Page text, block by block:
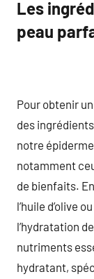
Les
peau
Pour obtenir
des
notre
notamment
de bienfaits.
l’huile d’olive
l’hydratation
nutriments
hydratant,